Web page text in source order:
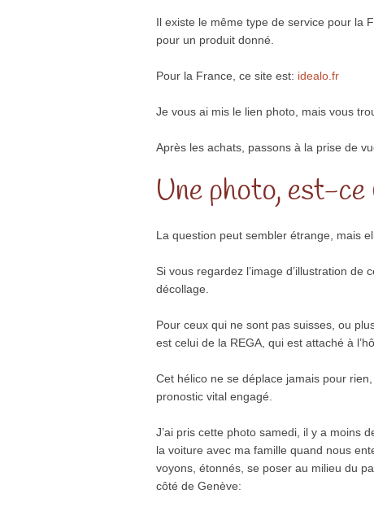
Il existe le même type de service pour la
pour un produit donné.
Pour la France, ce site est: idealo.fr
Je vous ai mis le lien photo, mais vous
Après les achats, passons à la prise de
Une photo, est-ce
La question peut sembler étrange, mais
Si vous regardez l’image d’illustration
décollage.
Pour ceux qui ne sont pas suisses, ou
est celui de la REGA, qui est attaché à
Cet hélico ne se déplace jamais pour
pronostic vital engagé.
J’ai pris cette photo samedi, il y a moins
la voiture avec ma famille quand nous
voyons, étonnés, se poser au milieu du
côté de Genève: